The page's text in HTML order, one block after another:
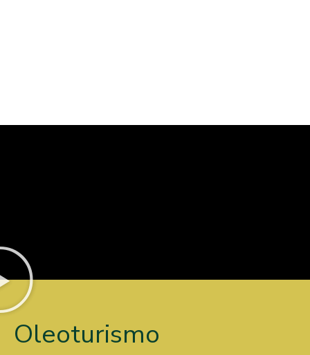
Oleoturismo